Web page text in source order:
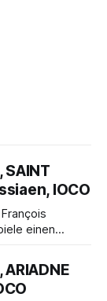
IOCO
einen
entfaltet
berührt als